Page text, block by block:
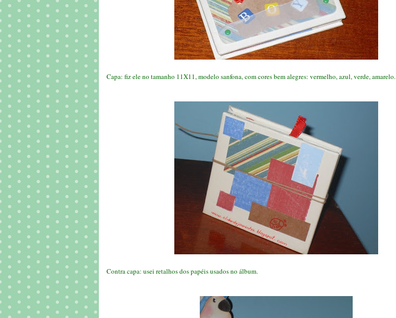
Capa: fiz ele no tamanho 11X11, modelo sanfona, com cores bem alegres: vermelho, azul, verde, amarelo.
Contra capa: usei retalhos dos papéis usados no álbum.